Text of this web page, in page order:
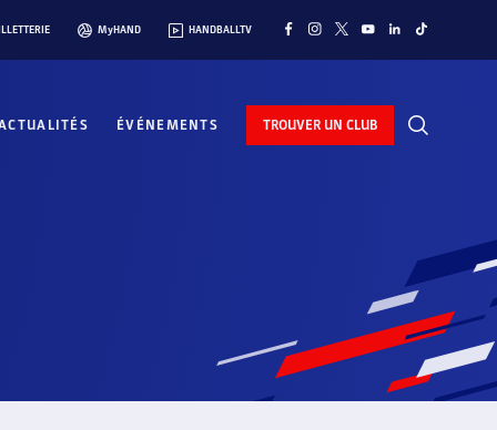
MyHAND HANDBALLTV
ÉVÉNEMENTS TROUVER UN CLUB